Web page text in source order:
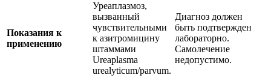
Показания к
применению
Уреаплазмоз,
вызванный
чувствительными
к азитромицину
штаммами
Ureaplasma
urealyticum/parvum.
Диагноз должен
быть подтвержден
лабораторно.
Самолечение
недопустимо.